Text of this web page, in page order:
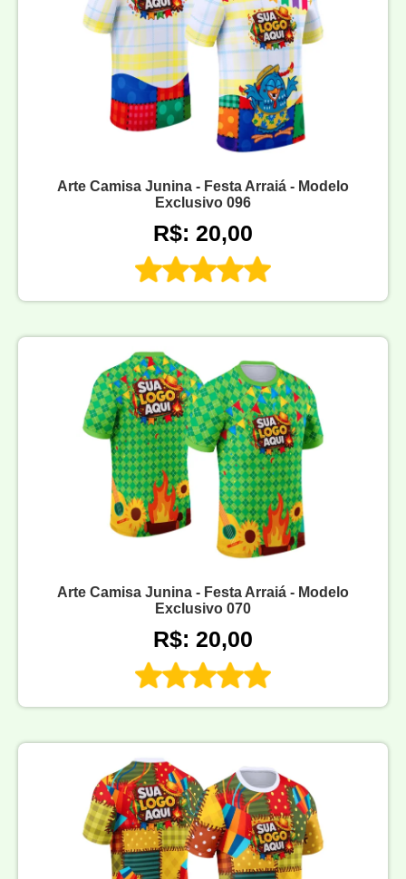
Arte Camisa Junina - Festa Arraiá - Modelo
Exclusivo 096
R$: 20,00
Arte Camisa Junina - Festa Arraiá - Modelo
Exclusivo 070
R$: 20,00